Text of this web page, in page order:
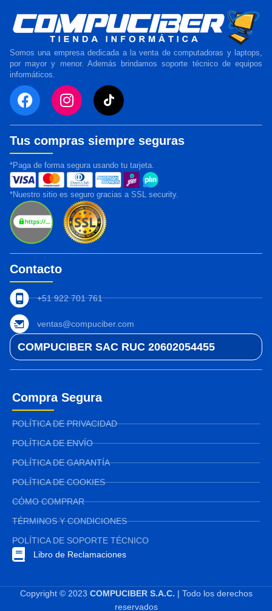
Somos una empresa dedicada a la venta de computadoras y laptops,
por mayor y menor. Además brindamos soporte técnico de equipos
informáticos.
Tus compras siempre seguras
*Paga de forma segura usando tu tarjeta.
*Nuestro sitio es seguro gracias a SSL security.
Contacto
+51 922 701 761
ventas@compuciber.com
COMPUCIBER SAC RUC 20602054455
Compra Segura
POLÍTICA DE PRIVACIDAD
POLÍTICA DE ENVÍO
POLÍTICA DE GARANTÍA
POLÍTICA DE COOKIES
CÓMO COMPRAR
TÉRMINOS Y CONDICIONES
POLÍTICA DE SOPORTE TÉCNICO
Libro de Reclamaciones
Copyright © 2023 COMPUCIBER S.A.C. | Todo los derechos
reservados